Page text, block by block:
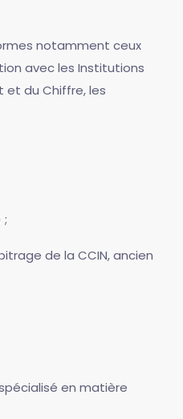
notamment ceux
avec les Institutions
et du Chiffre, les
;
de la CCIN, ancien
en matière